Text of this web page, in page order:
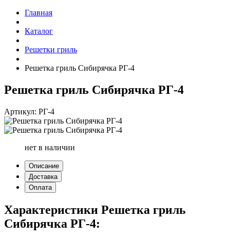
Главная
Каталог
Решетки гриль
Решетка гриль Сибирячка РГ-4
Решетка гриль Сибирячка РГ-4
Артикул: РГ-4
нет в наличии
Описание
Доставка
Оплата
Характеристики Решетка гриль
Сибирячка РГ-4: